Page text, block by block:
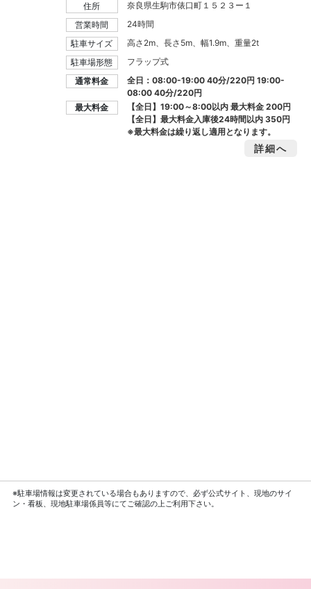
住所
奈良県生駒市俵口町１５２３ー１
営業時間
24時間
駐車サイズ
高さ2m、長さ5m、幅1.9m、重量2t
駐車場形態
フラップ式
通常料金
全日：08:00-19:00 40分/220円 19:00-
08:00 40分/220円
最大料金
【全日】19:00～8:00以内 最大料金200円
【全日】最大料金入庫後24時間以内350円
※最大料金は繰り返し適用となります。
詳細へ
※駐車場情報は変更されている場合もありますので、必ず公式サイト、現地のサイ
ン・看板、現地駐車場係員等にてご確認の上ご利用下さい。